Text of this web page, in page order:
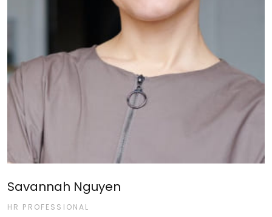
Savannah Nguyen
HR PROFESSIONAL